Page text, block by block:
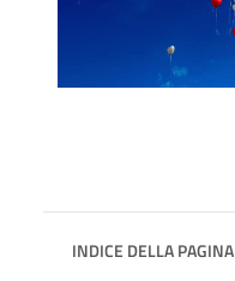
INDICE DELLA PAGINA